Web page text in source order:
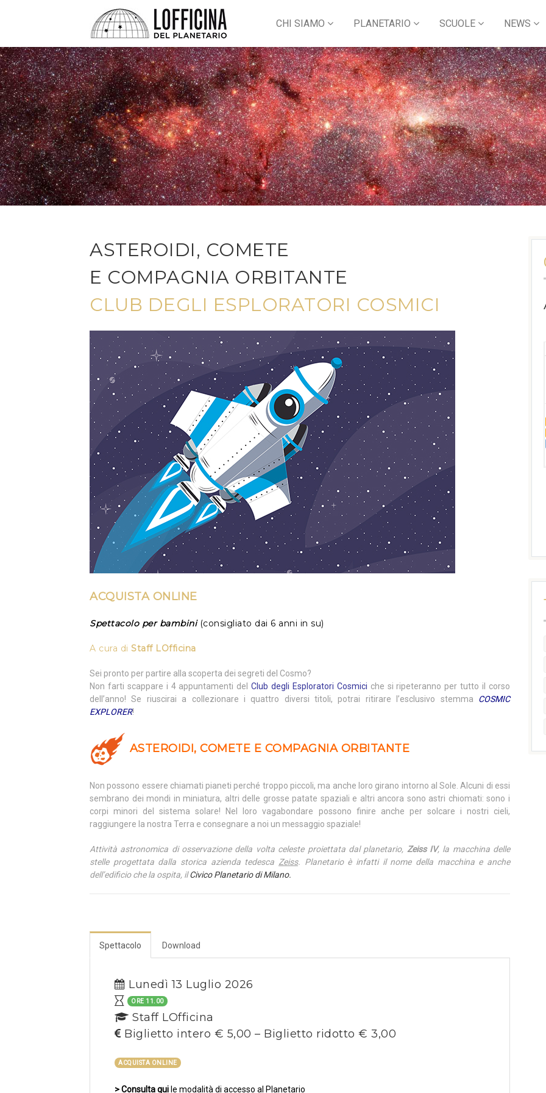
CHI SIAMO PLANETARIO SCUOLE NEWS
ASTEROIDI, COMETE
E COMPAGNIA ORBITANTE
CLUB DEGLI ESPLORATORI COSMICI
ACQUISTA ONLINE
Spettacolo per bambini(consigliato dai 6 anni in su)
A cura di Staff LOfficina
Sei pronto per partire alla scoperta dei segreti del Cosmo?
Non farti scappare i 4 appuntamenti delClub degli Esploratori Cosmici che si ripeteranno per tutto il corso
dell’anno! Se riuscirai a collezionare i quattro diversi titoli, potrai ritirare l’esclusivo stemma COSMIC
EXPLORER!
ASTEROIDI, COMETE E COMPAGNIA ORBITANTE
Non possono essere chiamati pianeti perché troppo piccoli, ma anche loro girano intorno al Sole. Alcuni di essi
sembrano dei mondi in miniatura, altri delle grosse patate spaziali e altri ancora sono astri chiomati: sono i
corpi minori del sistema solare! Nel loro vagabondare possono finire anche per solcare i nostri cieli,
raggiungere la nostra Terra e consegnare a noi un messaggio spaziale!
Attività astronomica di osservazione della volta celeste proiettata dal planetario, Zeiss IV, la macchina delle
stelle progettata dalla storica azienda tedesca Zeiss. Planetario è infatti il nome della macchina e anche
dell’edificio che la ospita, il Civico Planetario di Milano.
Spettacolo Download
Lunedì 13 Luglio 2026
ORE 11.00
Staff LOfficina
Biglietto intero € 5,00 – Biglietto ridotto € 3,00
ACQUISTA ONLINE
>Consulta qui le modalità di accesso al Planetario